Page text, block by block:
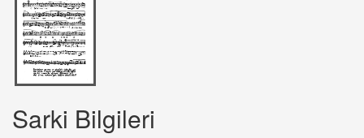
Sarki Bilgileri